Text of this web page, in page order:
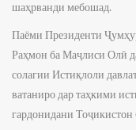
шаҳрванди мебошад.
Паёми Президенти
Раҳмон ба Маҷлиси Олӣ
солагии Истиқлоли
ватаниро дар таҳкими
гардонидани Тоҷикистон